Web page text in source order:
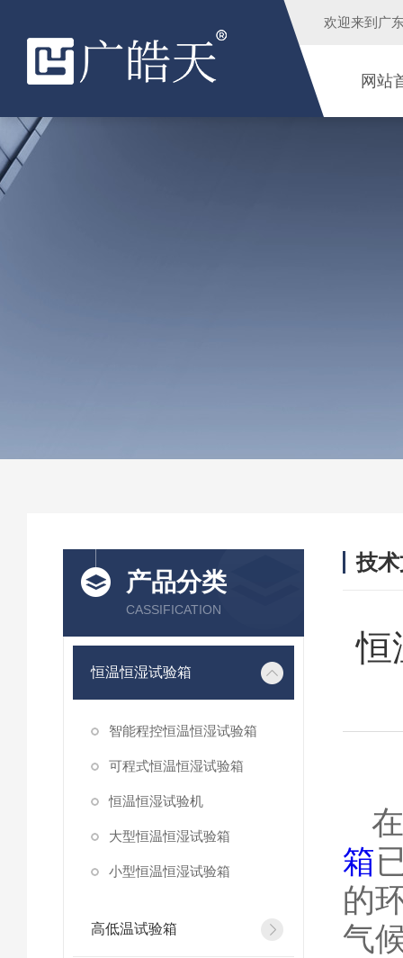
欢迎来到 广
网站
产品分类
CASSIFICATION
恒温恒湿试验箱
智能程控恒温恒湿试验箱
可程式恒温恒湿试验箱
恒温恒湿试验机
大型恒温恒湿试验箱
小型恒温恒湿试验箱
高低温试验箱
技
恒
箱
的
气